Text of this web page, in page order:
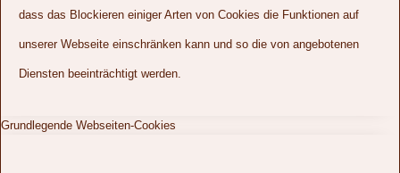
dass das Blockieren einiger Arten von Cookies die Funktionen auf
unserer Webseite einschränken kann und so die von angebotenen
Diensten beeinträchtigt werden.
Grundlegende Webseiten-Cookies